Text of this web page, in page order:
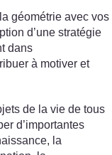
géométrie avec vos
d’une stratégie
dans
à motiver et
de la vie de tous
d’importantes
la